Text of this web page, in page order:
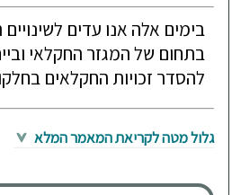
בימים אלה אנו עדים
בתחום של המגזר החקלאי
להסדר זכויות החקלאים
גלול מטה לקריאת המאמר המלא